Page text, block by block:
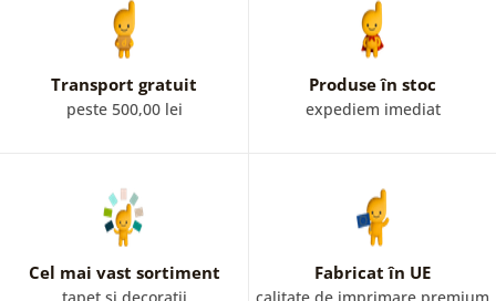
Transport gratuit
peste 500,00 lei
Produse în stoc
expediem imediat
Cel mai vast sortiment Fabricat în UE